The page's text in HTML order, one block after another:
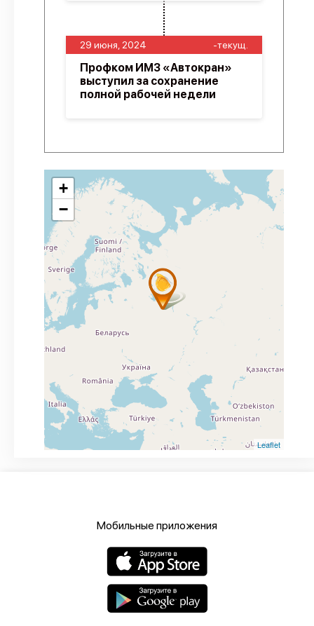
29 июня, 2024 -текущ.
Профком ИМЗ «Автокран»
выступил за сохранение
полной рабочей недели
+
−
Leaflet
Мобильные приложения